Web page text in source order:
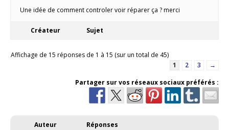
Une idée de comment controler voir réparer ça ? merci
Créateur Sujet
Affichage de 15 réponses de 1 à 15 (sur un total de 45)
1
2 3
→
Partager sur vos réseaux sociaux préférés :
Auteur Réponses